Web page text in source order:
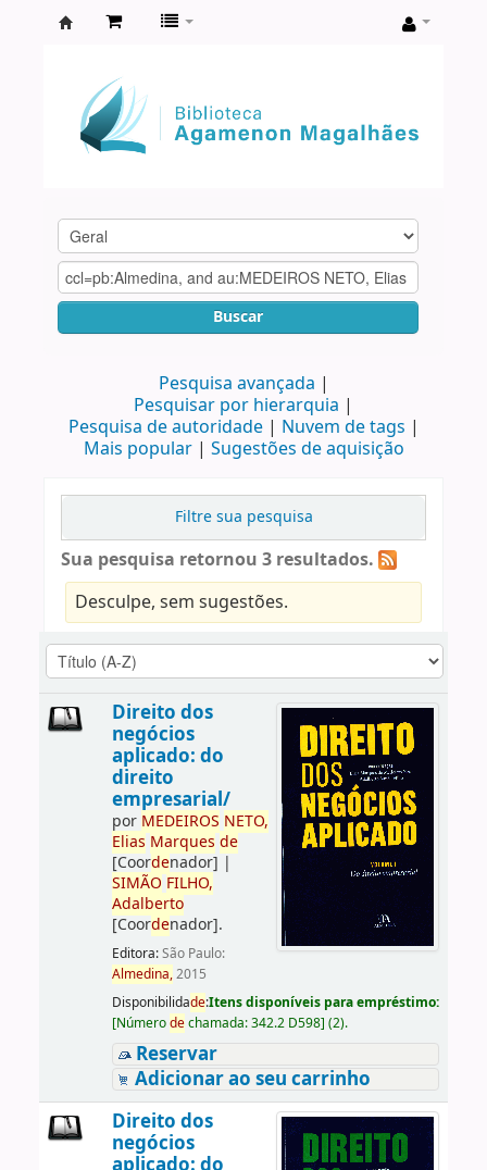
Agamenon
Magalhães
Buscar
Pesquisa avançada
Pesquisar por hierarquia
Pesquisa de autoridade
Nuvem de tags
Mais popular
Sugestões de aquisição
Filtre sua pesquisa
Sua pesquisa retornou 3 resultados.
Desculpe, sem sugestões.
Direito dos
negócios
aplicado: do
direito
empresarial/
por MEDEIROS NETO,
Elias Marques de
[Coordenador] |
SIMÃO FILHO,
Adalberto
[Coordenador].
Editora:São Paulo:
Almedina,2015
Disponibilidade:Itens disponíveis para empréstimo:
[Númerodechamada:342.2 D598] (2).
Reservar
Adicionar ao seu carrinho
Direito dos
negócios